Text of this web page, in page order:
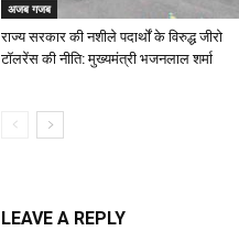
अजब गजब
राज्य सरकार की नशीले पदार्थों के विरुद्ध जीरो
टॉलरेंस की नीति: मुख्यमंत्री भजनलाल शर्मा
LEAVE A REPLY